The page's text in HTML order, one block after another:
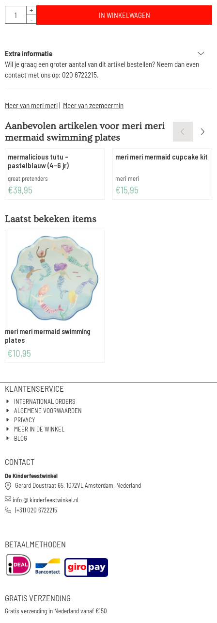
Aantal
+
-
IN WINKELWAGEN
Extra informatie
Wil je graag een groter aantal van dit artikel bestellen? Neem dan even
contact met ons op: 020 6722215.
Meer van meri meri| Meer van zeemeermin
Aanbevolen artikelen voormeri meri
mermaid swimming plates
mermalicious tutu -
pastelblauw (4-6 jr)
Merk:
great pretenders
Prijs: 39,95
€39,95
meri meri mermaid cupcake kit
Merk:
meri meri
Prijs: 15,95
€15,95
Laatst bekeken items
meri meri mermaid swimming
plates
€10,95
KLANTENSERVICE
INTERNATIONAL ORDERS
ALGEMENE VOORWAARDEN
PRIVACY
MEER IN DE WINKEL
BLOG
CONTACT
De Kinderfeestwinkel
Gerard Doustraat 65, 1072VL Amsterdam, Nederland
info @ kinderfeestwinkel.nl
(+31) 020 6722215
BETAALMETHODEN
GRATIS VERZENDING
Gratis verzending in Nederland vanaf €150